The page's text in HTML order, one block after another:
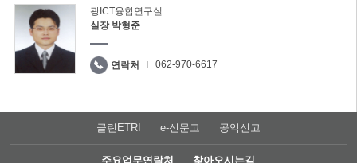
광ICT융합연구실
실장 박형준
연락처 062-970-6617
클린ETRI e-신문고 공익신고
주요업무연락처 찾아오시는길